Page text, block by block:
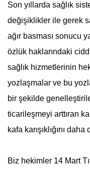
Son yıllarda sağlık
değişiklikler ile gerek
ağır basması sonucu
özlük haklarındaki
sağlık hizmetlerinin
yozlaşmalar ve bu
bir şekilde
ticarileşmeyi arttıran
kafa karışıklığını daha
Biz hekimler 14 Mart